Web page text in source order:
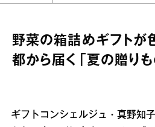
野菜の箱詰めギフトが
都から届く「夏の贈りも
ギフトコンシェルジュ・真野知